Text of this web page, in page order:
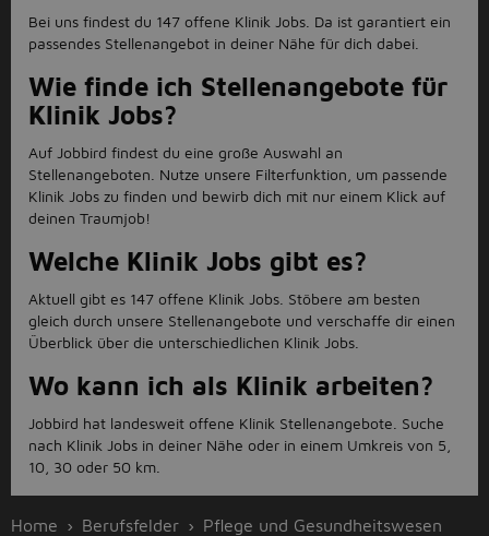
Bei uns findest du 147 offene Klinik Jobs. Da ist garantiert ein
passendes Stellenangebot in deiner Nähe für dich dabei.
Wie finde ich Stellenangebote für
Klinik Jobs?
Auf Jobbird findest du eine groß e Auswahl an
Stellenangeboten. Nutze unsere Filterfunktion, um passende
Klinik Jobs zu finden und bewirb dich mit nur einem Klick auf
deinen Traumjob!
Welche Klinik Jobs gibt es?
Aktuell gibt es 147 offene Klinik Jobs. Stöbere am besten
gleich durch unsere Stellenangebote und verschaffe dir einen
Überblick über die unterschiedlichen Klinik Jobs.
Wo kann ich als Klinik arbeiten?
Jobbird hat landesweit offene Klinik Stellenangebote. Suche
nach Klinik Jobs in deiner Nähe oder in einem Umkreis von 5,
10, 30 oder 50 km.
Home Berufsfelder
Pflege und Gesundheitswesen